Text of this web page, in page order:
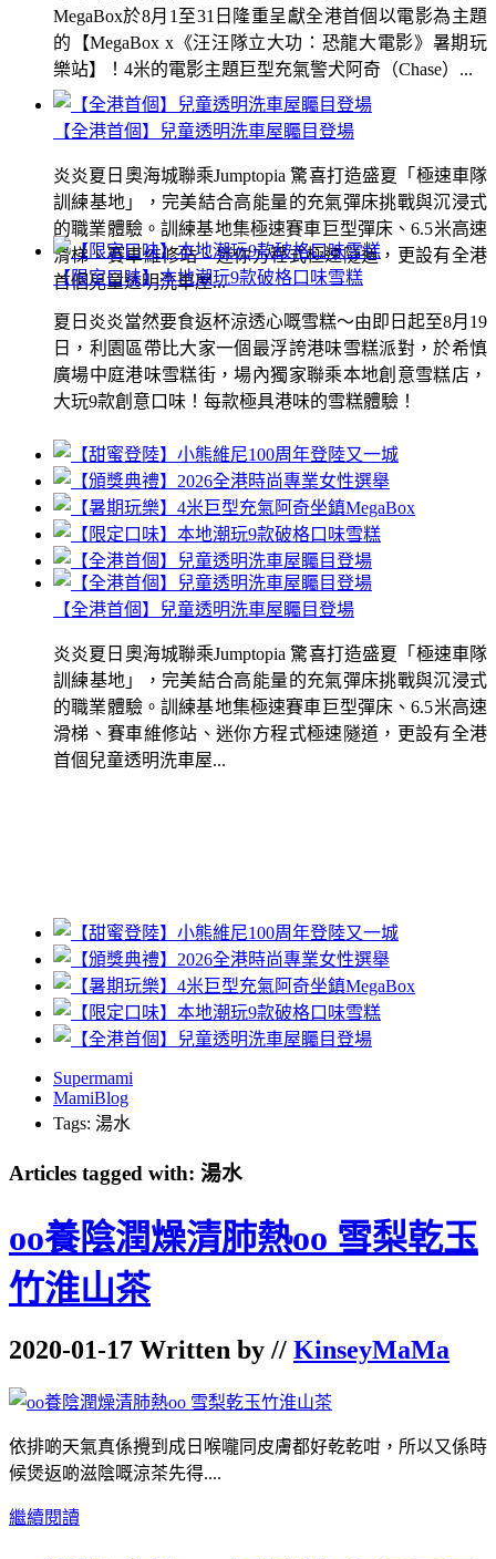
【全港首個】兒童透明洗車屋矚目登場
炎炎夏日奧海城聯乘Jumptopia 驚喜打造盛夏「極速車隊
訓練基地」，完美結合高能量的充氣彈床挑戰與沉浸式
的職業體驗。訓練基地集極速賽車巨型彈床、6.5米高速
滑梯、賽車維修站、迷你方程式極速隧道，更設有全港
首個兒童透明洗車屋...
MegaBox於8月1至31日隆重呈獻全港首個以電影為主題
的【MegaBox x《汪汪隊立大功：恐龍大電影》暑期玩
樂站】！4米的電影主題巨型充氣警犬阿奇（Chase）...
【限定口味】本地潮玩9款破格口味雪糕
夏日炎炎當然要食返杯涼透心嘅雪糕～由即日起至8月19
日，利園區帶比大家一個最浮誇港味雪糕派對，於希慎
廣場中庭港味雪糕街，場內獨家聯乘本地創意雪糕店，
大玩9款創意口味！每款極具港味的雪糕體驗！
【全港首個】兒童透明洗車屋矚目登場
炎炎夏日奧海城聯乘Jumptopia 驚喜打造盛夏「極速車隊
訓練基地」，完美結合高能量的充氣彈床挑戰與沉浸式
的職業體驗。訓練基地集極速賽車巨型彈床、6.5米高速
滑梯、賽車維修站、迷你方程式極速隧道，更設有全港
首個兒童透明洗車屋...
Supermami
MamiBlog
Tags: 湯水
Articles tagged with: 湯水
oo養陰潤燥清肺熱oo 雪梨乾玉
竹淮山茶
2020-01-17 Written by // KinseyMaMa
依排啲天氣真係攪到成日喉嚨同皮膚都好乾乾咁，所以又係時
候煲返啲滋陰嘅涼茶先得....
繼續閱讀